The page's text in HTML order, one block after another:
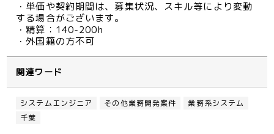
・単価や契約期間は、募集状況、スキル等により変動
する場合がございます。
・精算：140-200h
・外国籍の方不可
関連ワード
システムエンジニア その他業務開発案件
業務系システム
千葉